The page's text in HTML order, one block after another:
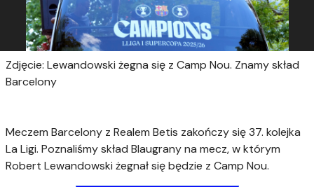
Zdjęcie: Lewandowski żegna się z Camp Nou. Znamy skład
Barcelony
Meczem Barcelony z Realem Betis zakończy się 37. kolejka
La Ligi. Poznaliśmy skład Blaugrany na mecz, w którym
Robert Lewandowski żegnał się będzie z Camp Nou.